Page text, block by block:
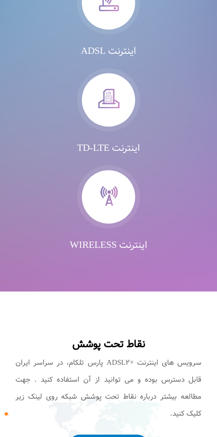
اینترنت ADSL
اینترنت TD-LTE
اینترنت WIRELESS
نقاط تحت پوشش
سرویس های اینترنت +ADSL۲ پارس تلکام، در سراسر ایران
قابل دسترس بوده و می توانید از آن استفاده کنید . جهت
مطالعه بیشتر درباره نقاط تحت پوشش شبکه روی لینک زیر
کلیک کنید.